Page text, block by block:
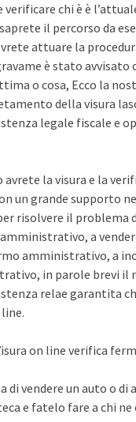
chi è è
il percorso da
attuare la
è stato
o cosa, Ecco la
della visura
legale fiscale
la visura e la
un grande supporto
risolvere il
a
amministrativo, a
in parole brevi il
relae garantita
on line verifica
di vendere un auto o
e fatelo fare a chi ne